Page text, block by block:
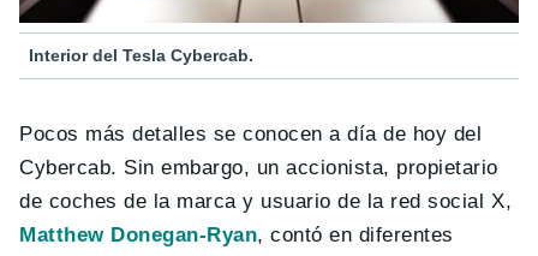
Interior del Tesla Cybercab.
Pocos más detalles se conocen a día de hoy del
Cybercab. Sin embargo, un accionista, propietario
de coches de la marca y usuario de la red social X,
Matthew Donegan-Ryan, contó en diferentes